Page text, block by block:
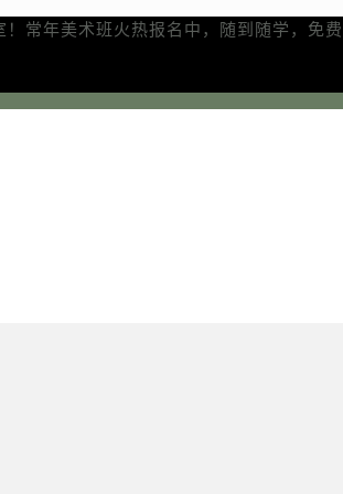
常年美术班火热报名中，随到随学，免